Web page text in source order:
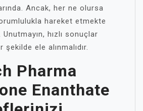
Ancak, her ne olursa
hareket etmekte
hızlı sonuçlar
ele alınmalıdır.
Pharma
Enanthate